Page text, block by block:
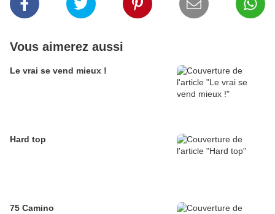
Vous aimerez aussi
Le vrai se vend mieux !
Hard top
75 Camino